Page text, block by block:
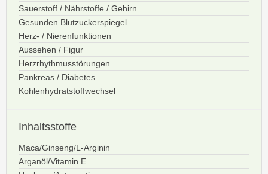
Sauerstoff / Nährstoffe / Gehirn
Gesunden Blutzuckerspiegel
Herz- / Nierenfunktionen
Aussehen / Figur
Herzrhythmusstörungen
Pankreas / Diabetes
Kohlenhydratstoffwechsel
Inhaltsstoffe
Maca/Ginseng/L-Arginin
Arganöl/Vitamin E